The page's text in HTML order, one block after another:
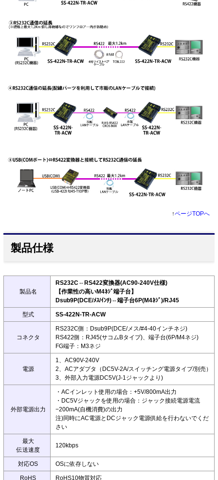
↑ページTOPへ
製品仕様
製品名
RS232C⇔RS422変換器(AC90-240V仕様)
【作業性の高いM4ﾈｼﾞ端子台】
Dsub9P(DCE/ﾒｽ/ｲﾝﾁ)⇔端子台6P(M4ﾈｼﾞ)/RJ45
型式 SS-422N-TR-ACW
コネクタ
RS232C側：Dsub9P(DCE/メス/#4-40インチネジ)
RS422側：RJ45(サコムBタイプ)、端子台(6P/M4ネジ)
FG端子：M3ネジ
電源
1、AC90V-240V
2、ACアダプタ（DC5V-2A/スイッチング電源タイプ/別売）
3、外部入力電源DC5V(J-1ジャックより)
外部電源出力
・ACインレット使用の場合：+5V/800mA出力
・DC5Vジャックを使用の場合：ジャック接続電源電流
−200mA(自機消費)の出力
注)同時にAC電源とDCジャック電源供給を行わないでくだ
さい
最大
伝送速度
120kbps
対応OS OSに依存しない
RoHS RoHS10物質対応